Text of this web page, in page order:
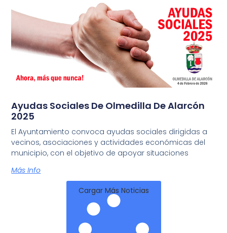
Ayudas Sociales De Olmedilla De Alarcón
2025
El Ayuntamiento convoca ayudas sociales dirigidas a
vecinos, asociaciones y actividades económicas del
municipio, con el objetivo de apoyar situaciones
Más Info
Cargar Más Noticias